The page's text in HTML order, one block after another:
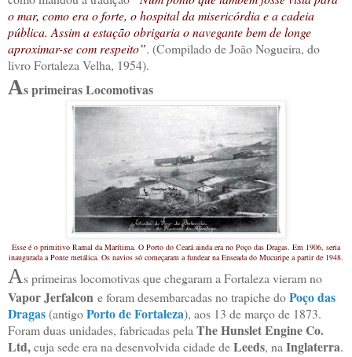
o mar, como era o forte, o hospital da misericórdia e a cadeia
pública. Assim a estação obrigaria o navegante bem de longe
aproximar-se com respeito”. (Compilado de João Nogueira, do
livro Fortaleza Velha, 1954).
As primeiras Locomotivas
Esse é o primitivo Ramal da Marítima. O Porto do Ceará ainda era no Poço das Dragas. Em 1906, seria
inaugurada a Ponte metálica. Os navios só começaram a fundear na Enseada do Mucuripe a partir de 1948.
As primeiras locomotivas que chegaram a Fortaleza vieram no
VaporJerfalcon e foram desembarcadas no trapiche doPoço das
Dragas(antigoPorto de Fortaleza), aos 13 de março de 1873.
Foram duas unidades, fabricadas pela The Hunslet Engine Co.
Ltd,cuja sede era na desenvolvida cidade deLeeds, na Inglaterra.